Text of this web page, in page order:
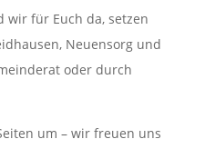
wir für Euch da, setzen
Neuensorg und
oder durch
um – wir freuen uns